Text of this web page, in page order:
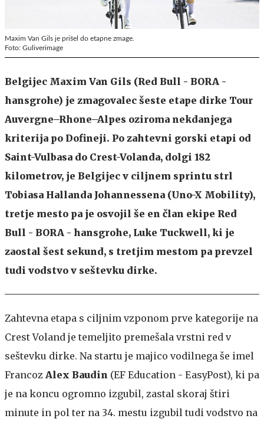
Maxim Van Gils je prišel do etapne zmage.
Foto: Guliverimage
Belgijec Maxim Van Gils (Red Bull - BORA -
hansgrohe) je zmagovalec šeste etape dirke Tour
Auvergne–Rhone–Alpes oziroma nekdanjega
kriterija po Dofineji. Po zahtevni gorski etapi od
Saint-Vulbasa do Crest-Volanda, dolgi 182
kilometrov, je Belgijec v ciljnem sprintu strl
Tobiasa Hallanda Johannessena (Uno-X Mobility),
tretje mesto pa je osvojil še en član ekipe Red
Bull - BORA - hansgrohe, Luke Tuckwell, ki je
zaostal šest sekund, s tretjim mestom pa prevzel
tudi vodstvo v seštevku dirke.
Zahtevna etapa s ciljnim vzponom prve kategorije na
Crest Voland je temeljito premešala vrstni red v
seštevku dirke. Na startu je majico vodilnega še imel
Francoz Alex Baudin (EF Education - EasyPost), ki pa
je na koncu ogromno izgubil, zastal skoraj štiri
minute in pol ter na 34. mestu izgubil tudi vodstvo na